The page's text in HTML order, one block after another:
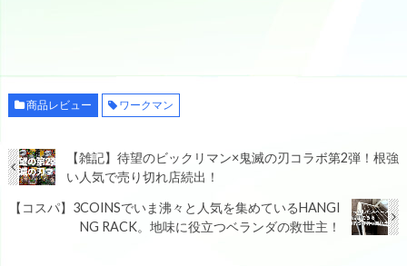
商品レビュー ワークマン
【雑記】待望のビックリマン×鬼滅の刃コラボ第2弾！根強
い人気で売り切れ店続出！
【コスパ】3COINSでいま沸々と人気を集めているHANGI
NG RACK。地味に役立つベランダの救世主！